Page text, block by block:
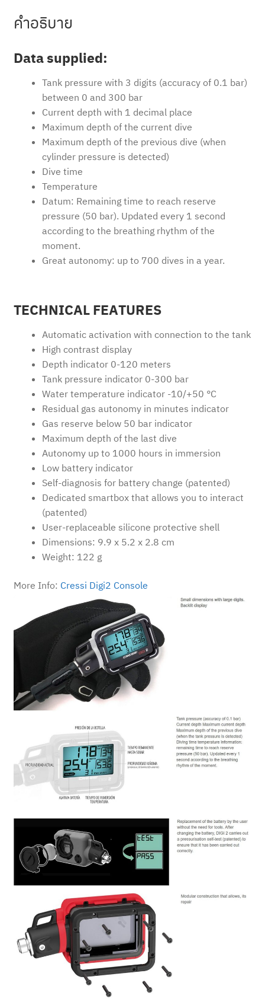
คำอธิบาย
Data supplied:
Tank pressure with 3 digits (accuracy of 0.1 bar)
between 0 and 300 bar
Current depth with 1 decimal place
Maximum depth of the current dive
Maximum depth of the previous dive (when
cylinder pressure is detected)
Dive time
Temperature
Datum: Remaining time to reach reserve
pressure (50 bar). Updated every 1 second
according to the breathing rhythm of the
moment.
Great autonomy: up to 700 dives in a year.
TECHNICAL FEATURES
Automatic activation with connection to the tank
High contrast display
Depth indicator 0-120 meters
Tank pressure indicator 0-300 bar
Water temperature indicator -10/+50 °C
Residual gas autonomy in minutes indicator
Gas reserve below 50 bar indicator
Maximum depth of the last dive
Autonomy up to 1000 hours in immersion
Low battery indicator
Self-diagnosis for battery change (patented)
Dedicated smartbox that allows you to interact
(patented)
User-replaceable silicone protective shell
Dimensions: 9.9 x 5.2 x 2.8 cm
Weight: 122 g
More Info: Cressi Digi2 Console